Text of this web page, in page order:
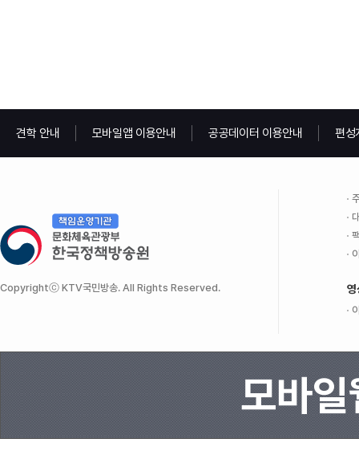
견학 안내 모바일앱 이용안내 공공데이터 이용안내 편성
Copyrightⓒ KTV국민방송. All Rights Reserved. 영
모바